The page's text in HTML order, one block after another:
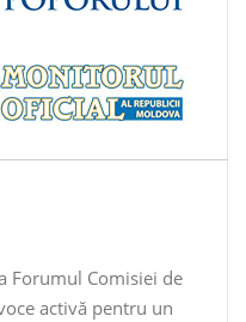
Forumul Comisiei de
activă pentru un